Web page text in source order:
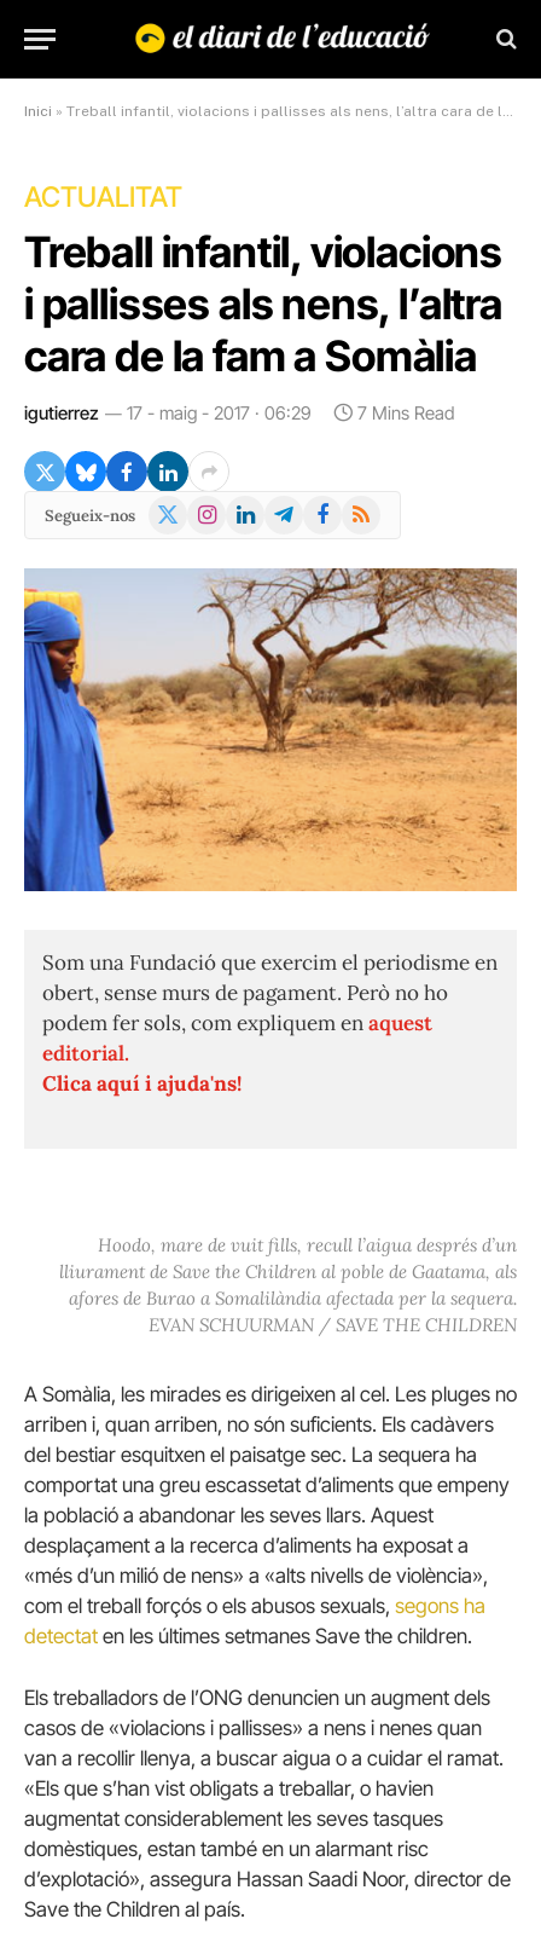
Inici » Treball infantil, violacions i pallisses als nens, l’altra cara de la fam a Somàlia
ACTUALITAT
Treball infantil, violacions
i pallisses als nens, l’altra
cara de la fam a Somàlia
igutierrez 17 - maig - 2017 · 06:29 7 Mins Read
Segueix-nos
X
Instagram
LinkedInTelegramFacebook
RSS
Som una Fundació que exercim el periodisme en
obert, sense murs de pagament. Però no ho
podem fer sols, com expliquem enaquest
editorial.
Clica aquí i ajuda'ns!
Hoodo, mare de vuit fills, recull l’aigua després d’un
lliurament de Save the Children al poble de Gaatama, als
afores de Burao a Somalilàndia afectada per la sequera.
EVAN SCHUURMAN / SAVE THE CHILDREN
A Somàlia, les mirades es dirigeixen al cel. Les pluges no
arriben i, quan arriben, no són suficients. Els cadàvers
del bestiar esquitxen el paisatge sec. La sequera ha
comportat una greu escassetat d’aliments que empeny
la població a abandonar les seves llars. Aquest
desplaçament a la recerca d’aliments ha exposat a
«més d’un milió de nens» a «alts nivells de violència»,
com el treball forçós o els abusos sexuals, segons ha
detectat en les últimes setmanes Save the children.
Els treballadors de l’ONG denuncien un augment dels
casos de «violacions i pallisses» a nens i nenes quan
van a recollir llenya, a buscar aigua o a cuidar el ramat.
«Els que s’han vist obligats a treballar, o havien
augmentat considerablement les seves tasques
domèstiques, estan també en un alarmant risc
d’explotació», assegura Hassan Saadi Noor, director de
Save the Children al país.